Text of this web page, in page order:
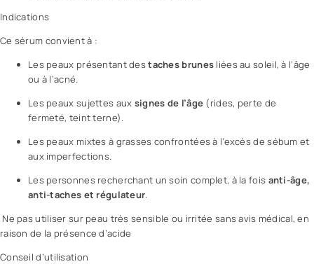
Indications
Ce sérum convient à :
Les peaux présentant destaches brunes liées au soleil, à l’âge
ou à l’acné.
Les peaux sujettes aux signes de l’âge (rides, perte de
fermeté, teint terne).
Les peaux mixtes à grasses confrontées à l’excès de sébum et
aux imperfections.
Les personnes recherchant un soin complet, à la fois anti-âge,
anti-taches et régulateur.
Ne pas utiliser sur peau très sensible ou irritée sansavis médical, en
raison de la présence d’acide
Conseil d’utilisation